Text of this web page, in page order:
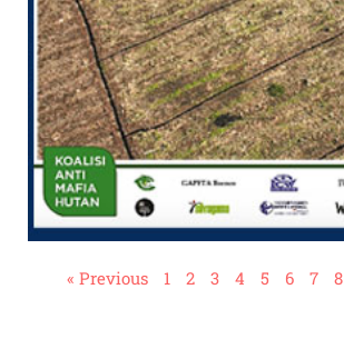
« Previous 1 2 3 4 5 6 7 8